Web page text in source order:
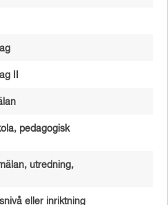
II
pedagogisk
utredning,
eller inriktning